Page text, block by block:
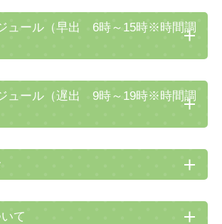
ュール（早出 6時～15時※時間調
ュール（遅出 9時～19時※時間調
て